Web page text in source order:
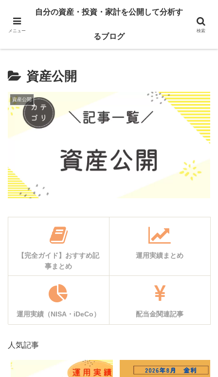
自己紹介 資産公開
資産公開
資産公開
【完全ガイド】おすすめ記
事まとめ
運用実績まとめ
運用実績（NISA・iDeCo） 配当金関連記事
人気記事
メニュー
自分の資産・投資・家計を公開して分析す
るブログ
検索